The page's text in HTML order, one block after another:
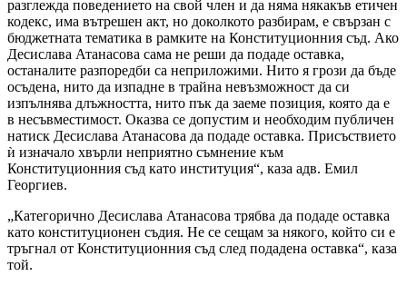
разглежда поведението на свой член и да няма някакъв етичен
кодекс, има вътрешен акт, но доколкото разбирам, е свързан с
бюджетната тематика в рамките на Конституционния съд. Ако
Десислава Атанасова сама не реши да подаде оставка,
останалите разпоредби са неприложими. Нито я грози да бъде
осъдена, нито да изпадне в трайна невъзможност да си
изпълнява длъжността, нито пък да заеме позиция, която да е
в несъвместимост. Оказва се допустим и необходим публичен
натиск Десислава Атанасова да подаде оставка. Присъствието
ѝ изначало хвърли неприятно съмнение към
Конституционния съд като институция“, каза адв. Емил
Георгиев.
„Категорично Десислава Атанасова трябва да подаде оставка
като конституционен съдия. Не се сещам за някого, който си е
тръгнал от Конституционния съд след подадена оставка“, каза
той.